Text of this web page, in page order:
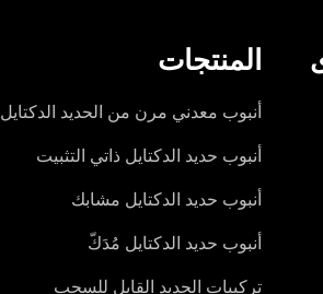
المنتجات
أنبوب معدني مرن من الحديد الدكتايل
أنبوب حديد الدكتايل ذاتي التثبيت
أنبوب حديد الدكتايل مشابك
أنبوب حديد الدكتايل مُدَكّ
تركيبات الحديد القابل للسحب